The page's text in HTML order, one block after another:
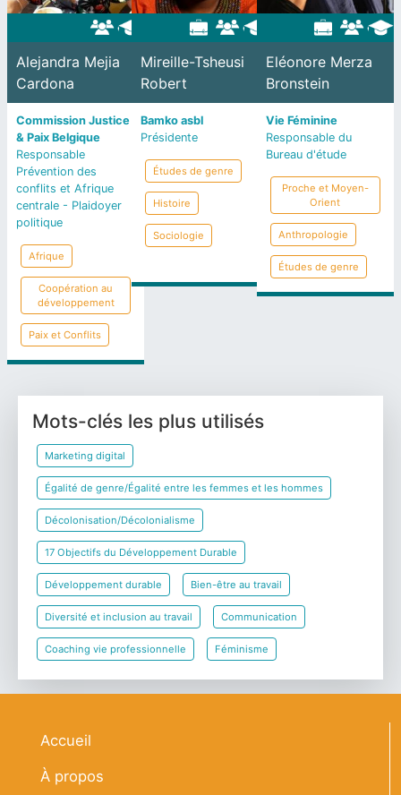
Alejandra Mejia
Cardona
Commission Justice
& Paix Belgique
Responsable
Prévention des
conflits et Afrique
centrale - Plaidoyer
politique
Afrique
Coopération au
développement
Paix et Conflits
Mireille-Tsheusi
Robert
Bamko asbl
Présidente
Études de genre
Histoire
Sociologie
Eléonore Merza
Bronstein
Vie Féminine
Responsable du
Bureau d'étude
Proche et Moyen-
Orient
Anthropologie
Études de genre
Mots-clés les plus utilisés
Marketing digital
Égalité de genre/Égalité entre les femmes et les hommes
Décolonisation/Décolonialisme
17 Objectifs du Développement Durable
Développement durable Bien-être au travail
Diversité et inclusion au travail Communication
Coaching vie professionnelle Féminisme
Navigation principale
Accueil
À propos